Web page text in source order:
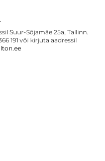
Suur-Sõjamäe 25a, Tallinn.
191 või kirjuta aadressil